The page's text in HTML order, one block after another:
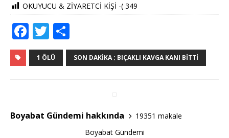
OKUYUCU & ZİYARETCİ KİŞİ -( 349
F
a
c
o
T
w
it
h
ar
1 ÖLÜ SON DAKIKA ; BIÇAKLI KAVGA KANI BITTI
Boyabat Gündemi hakkında
19351 makale
Boyabat Gündemi